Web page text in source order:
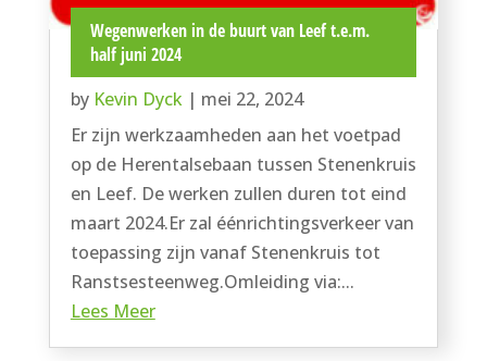
Wegenwerken in de buurt van Leef t.e.m.
half juni 2024
by Kevin Dyck| mei 22, 2024
Er zijn werkzaamheden aan het voetpad
op de Herentalsebaan tussen Stenenkruis
en Leef. De werken zullen duren tot eind
maart 2024.Er zal éénrichtingsverkeer van
toepassing zijn vanaf Stenenkruis tot
Ranstsesteenweg.Omleiding via:...
Lees Meer